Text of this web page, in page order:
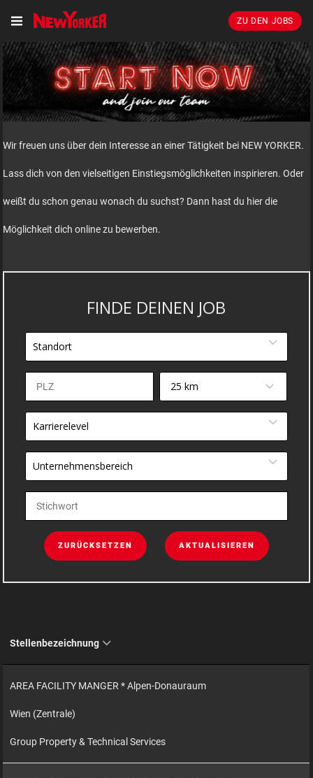
ZU DEN JOBS
Wir freuen uns über dein Interesse an einer Tätigkeit bei NEW YORKER.
Lass dich von den vielseitigen Einstiegsmöglichkeiten inspirieren. Oder
weißt du schon genau wonach du suchst? Dann hast du hier die
Möglichkeit dich online zu bewerben.
FINDE DEINEN JOB
Standort
25 km
Karrierelevel
Unternehmensbereich
ZURÜCKSETZEN AKTUALISIEREN
Stellenbezeichnung
AREA FACILITY MANGER * Alpen-Donauraum
Wien (Zentrale)
Group Property & Technical Services